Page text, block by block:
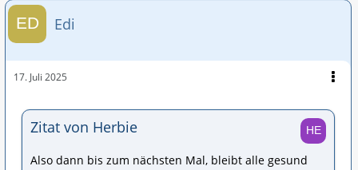
Edi
17. Juli 2025
Zitat von Herbie
Also dann bis zum nächsten Mal, bleibt alle gesund